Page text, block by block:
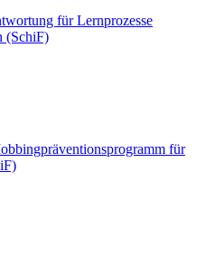
für Lernprozesse
(SchiF)
für